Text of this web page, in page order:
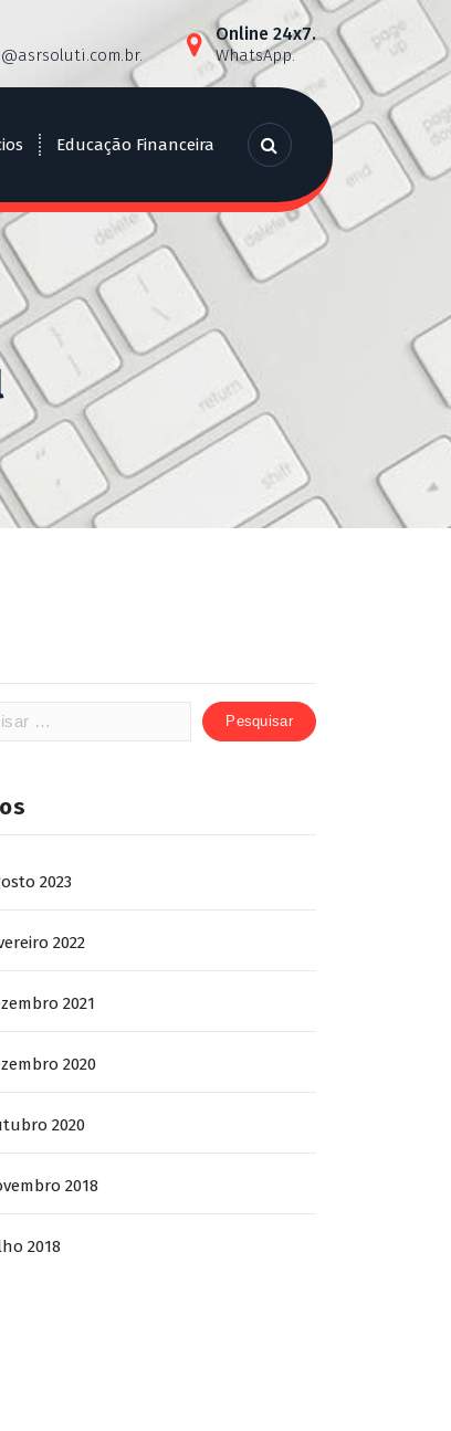
.
Online 24x7.
WhatsApp.
Educação Financeira
2023
2022
2021
2020
2020
2018
2018